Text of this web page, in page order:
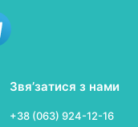
Звя’затися з нами
+38 (063) 924-12-16